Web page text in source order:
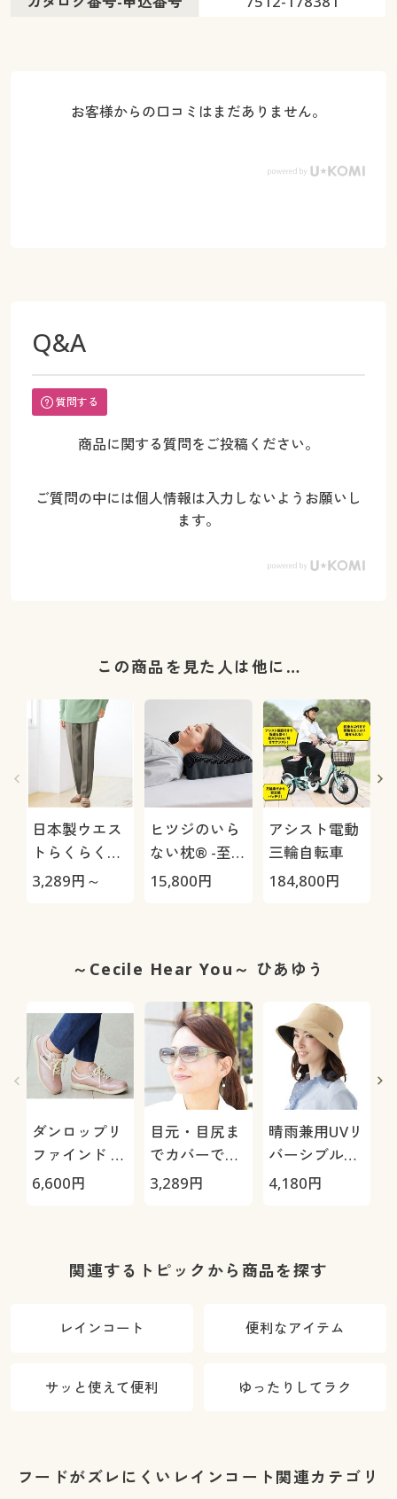
お客様からの口コミはまだありません。
Q&A
質問する
商品に関する質問をご投稿ください。
ご質問の中には個人情報は入力しないようお願いし
ます。
この商品を見た人は他に…
日本製ウエス
トらくらくミ
セスパンツ(日
機OK・シワに
3,289円～
ヒツジのいら
ない枕® -至
極-
15,800円
アシスト電動
三輪自転車
184,800円
～Cecile Hear You～ ひあゆう
ダンロップリ
ファインド 防
水スニーカー
6,600円
目元・目尻ま
でカバーでき
るオーバーグ
3,289円
晴雨兼用UVリ
バーシブル帽
子
4,180円
関連するトピックから商品を探す
レインコート 便利なアイテム
サッと使えて便利 ゆったりしてラク
フードがズレにくいレインコート関連カテゴリ